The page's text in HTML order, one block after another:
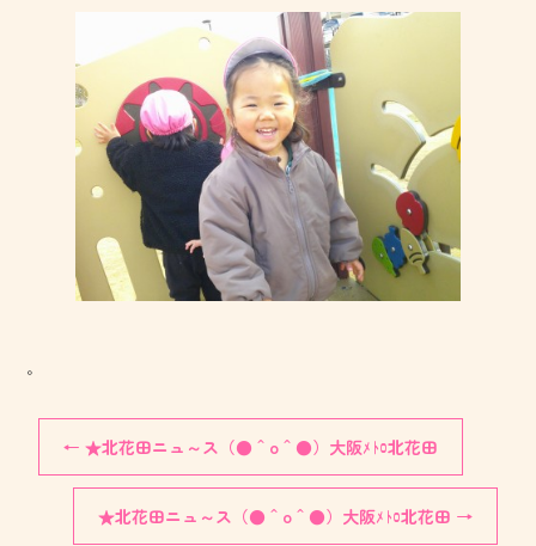
。
← ★北花田ニュ～ス（●＾o＾●）大阪ﾒﾄﾛ北花田
★北花田ニュ～ス（●＾o＾●）大阪ﾒﾄﾛ北花田 →